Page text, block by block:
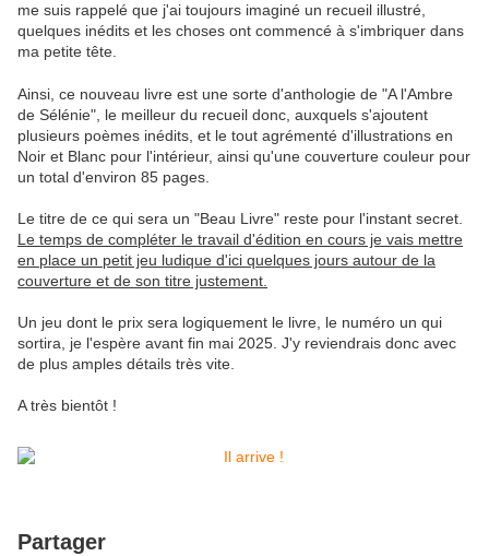
me suis rappelé que j'ai toujours imaginé un recueil illustré,
quelques inédits et les choses ont commencé à s'imbriquer dans
ma petite tête.
Ainsi, ce nouveau livre est une sorte d'anthologie de "A l'Ambre
de Sélénie", le meilleur du recueil donc, auxquels s'ajoutent
plusieurs poèmes inédits, et le tout agrémenté d'illustrations en
Noir et Blanc pour l'intérieur, ainsi qu'une couverture couleur pour
un total d'environ 85 pages.
Le titre de ce qui sera un "Beau Livre" reste pour l'instant secret.
Le temps de compléter le travail d'édition en cours je vais mettre
en place un petit jeu ludique d'ici quelques jours autour de la
couverture et de son titre justement.
Un jeu dont le prix sera logiquement le livre, le numéro un qui
sortira, je l'espère avant fin mai 2025. J'y reviendrais donc avec
de plus amples détails très vite.
A très bientôt !
Partager